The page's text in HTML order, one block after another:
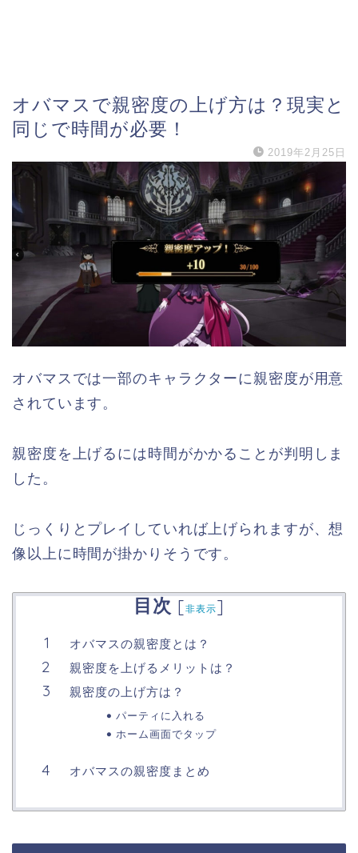
オバマスで親密度の上げ方は？現実と
同じで時間が必要！
2019年2月25日
オバマスでは一部のキャラクターに親密度が用意
されています。
親密度を上げるには時間がかかることが判明しま
した。
じっくりとプレイしていれば上げられますが、想
像以上に時間が掛かりそうです。
目次 [非表示]
オバマスの親密度とは？
親密度を上げるメリットは？
親密度の上げ方は？
パーティに入れる
ホーム画面でタップ
オバマスの親密度まとめ